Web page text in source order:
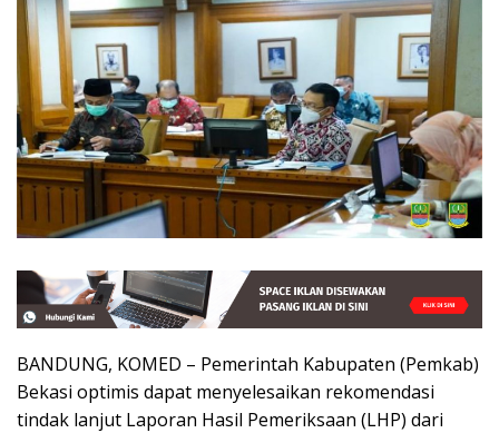
BANDUNG, KOMED – Pemerintah Kabupaten (Pemkab)
Bekasi optimis dapat menyelesaikan rekomendasi
tindak lanjut Laporan Hasil Pemeriksaan (LHP) dari